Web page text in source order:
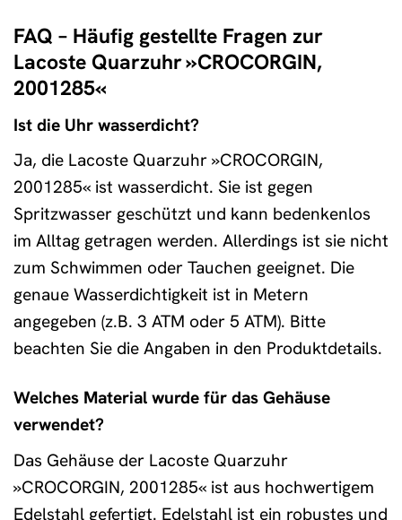
FAQ – Häufig gestellte Fragen zur
Lacoste Quarzuhr »CROCORGIN,
2001285«
Ist die Uhr wasserdicht?
Ja, die Lacoste Quarzuhr »CROCORGIN,
2001285« ist wasserdicht. Sie ist gegen
Spritzwasser geschützt und kann bedenkenlos
im Alltag getragen werden. Allerdings ist sie nicht
zum Schwimmen oder Tauchen geeignet. Die
genaue Wasserdichtigkeit ist in Metern
angegeben (z.B. 3 ATM oder 5 ATM). Bitte
beachten Sie die Angaben in den Produktdetails.
Welches Material wurde für das Gehäuse
verwendet?
Das Gehäuse der Lacoste Quarzuhr
»CROCORGIN, 2001285« ist aus hochwertigem
Edelstahl gefertigt. Edelstahl ist ein robustes und